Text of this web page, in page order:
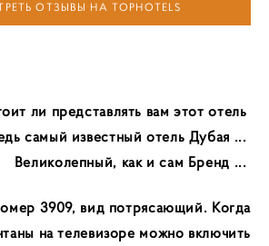
ОТЗЫВЫ НА TOPHOTELS
ли представлять вам этот отель
самый известный отель Дубая ...
Великолепный, как и сам Бренд ...
3909, вид потрясающий. Когда
на телевизоре можно включить